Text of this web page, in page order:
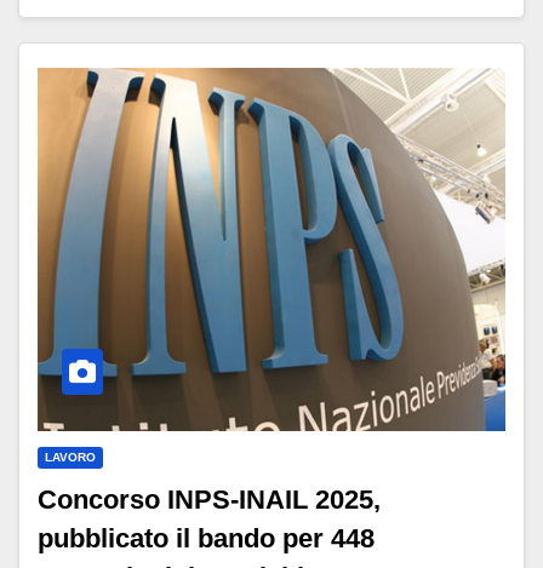
LAVORO
Concorso INPS-INAIL 2025,
pubblicato il bando per 448